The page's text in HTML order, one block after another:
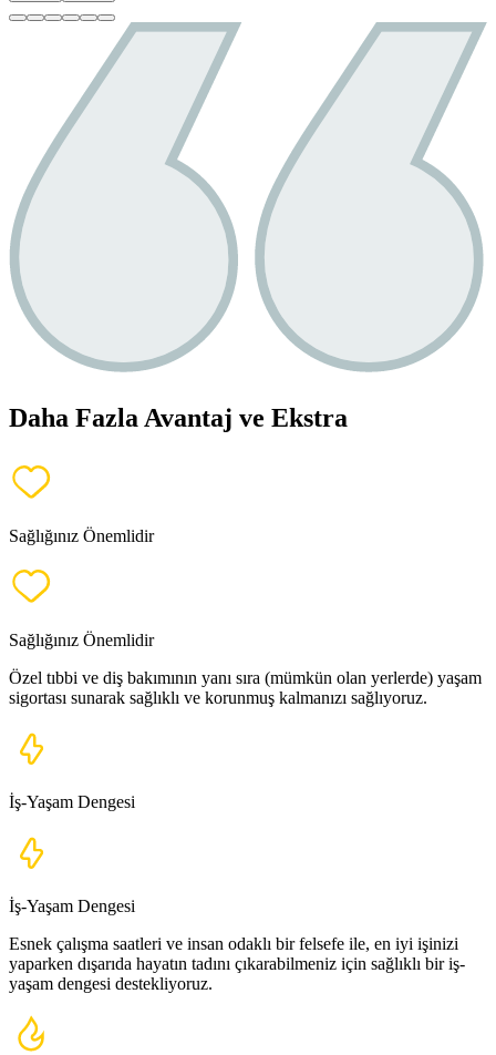
Daha Fazla Avantaj ve Ekstra
Sağlığınız Önemlidir
Sağlığınız Önemlidir
Özel tıbbi ve diş bakımının yanı sıra (mümkün olan yerlerde) yaşam
sigortası sunarak sağlıklı ve korunmuş kalmanızı sağlıyoruz.
İş-Yaşam Dengesi
İş-Yaşam Dengesi
Esnek çalışma saatleri ve insan odaklı bir felsefe ile, en iyi işinizi
yaparken dışarıda hayatın tadını çıkarabilmeniz için sağlıklı bir iş-
yaşam dengesi destekliyoruz.